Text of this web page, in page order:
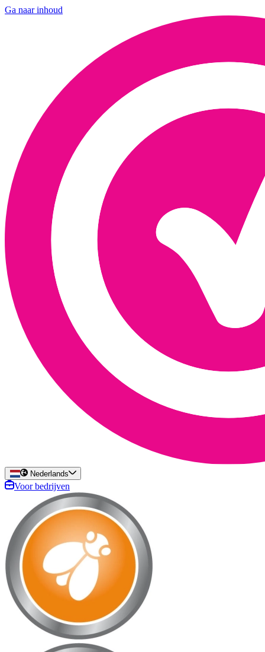
Ga naar inhoud
Nederlands
Voor bedrijven